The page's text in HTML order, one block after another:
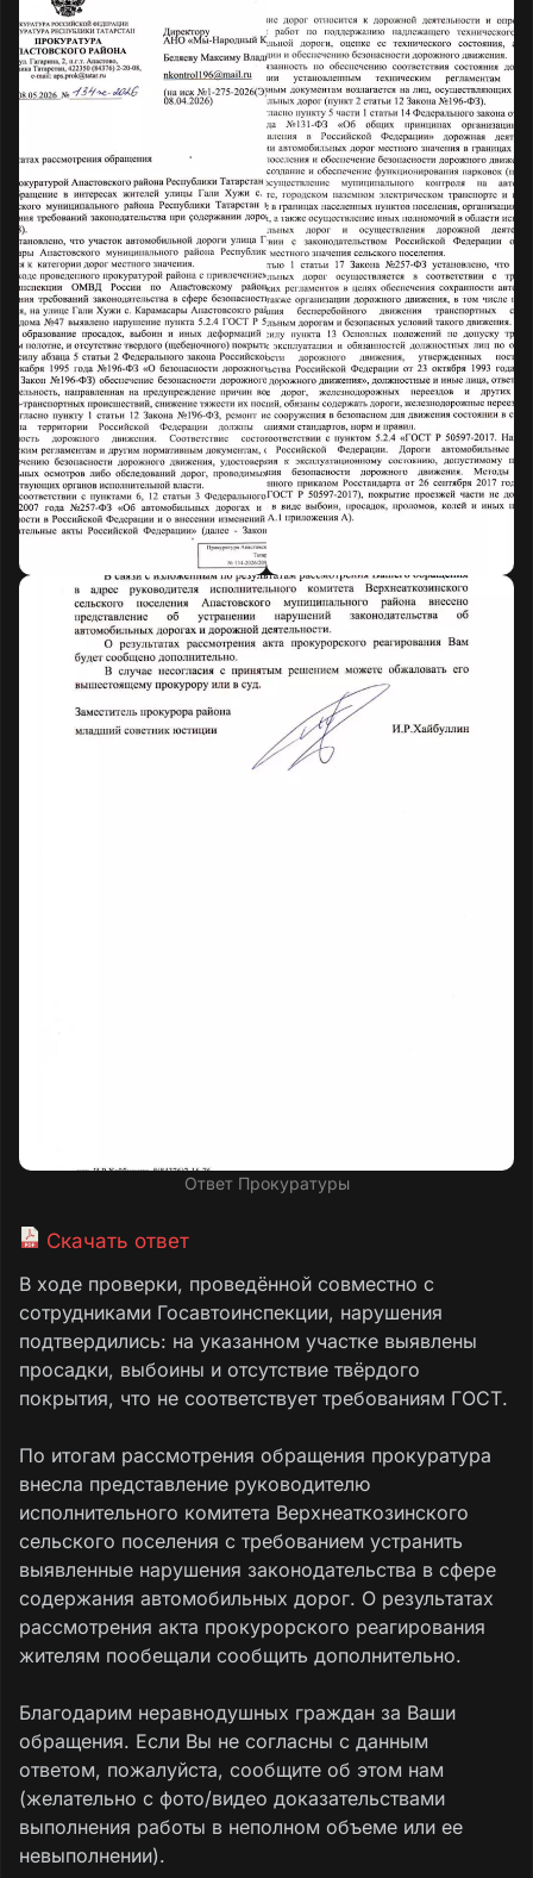
Ответ Прокуратуры
Скачать ответ
В ходе проверки, проведённой совместно с
сотрудниками Госавтоинспекции, нарушения
подтвердились: на указанном участке выявлены
просадки, выбоины и отсутствие твёрдого
покрытия, что не соответствует требованиям ГОСТ.
По итогам рассмотрения обращения прокуратура
внесла представление руководителю
исполнительного комитета Верхнеаткозинского
сельского поселения с требованием устранить
выявленные нарушения законодательства в сфере
содержания автомобильных дорог. О результатах
рассмотрения акта прокурорского реагирования
жителям пообещали сообщить дополнительно.
Благодарим неравнодушных граждан за Ваши
обращения. Если Вы не согласны с данным
ответом, пожалуйста, сообщите об этом нам
(желательно с фото/видео доказательствами
выполнения работы в неполном объеме или ее
невыполнении).